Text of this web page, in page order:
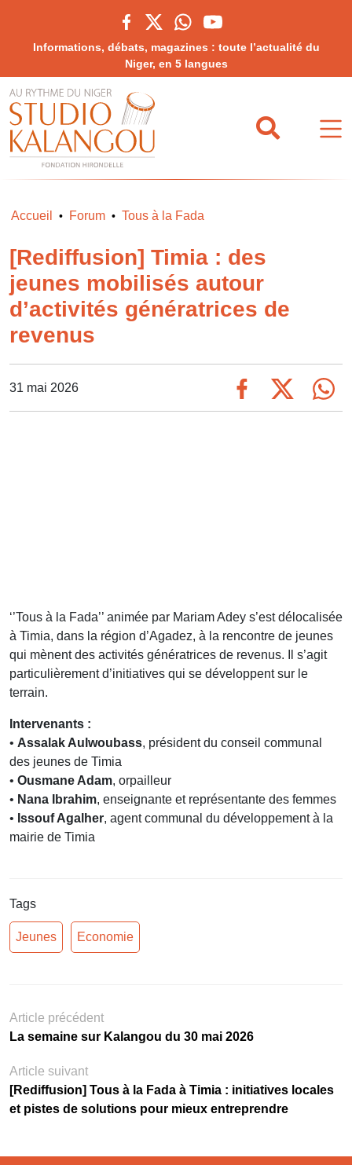
Informations, débats, magazines : toute l’actualité du
Niger, en 5 langues
Accueil • Forum • Tous à la Fada
[Rediffusion] Timia : des
jeunes mobilisés autour
d’activités génératrices de
revenus
31 mai 2026
‘’Tous à la Fada’’ animée par Mariam Adey s’est délocalisée
à Timia, dans la région d’Agadez, à la rencontre de jeunes
qui mènent des activités génératrices de revenus. Il s’agit
particulièrement d’initiatives qui se développent sur le
terrain.
Intervenants :
• Assalak Aulwoubass, président du conseil communal
des jeunes de Timia
• Ousmane Adam, orpailleur
• Nana Ibrahim, enseignante et représentante des femmes
• Issouf Agalher, agent communal du développement à la
mairie de Timia
Tags
Jeunes Economie
Article précédent
La semaine sur Kalangou du 30 mai 2026
Article suivant
[Rediffusion] Tous à la Fada à Timia : initiatives locales
et pistes de solutions pour mieux entreprendre